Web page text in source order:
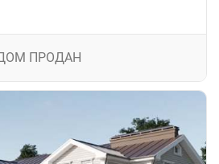
ПРОДАН